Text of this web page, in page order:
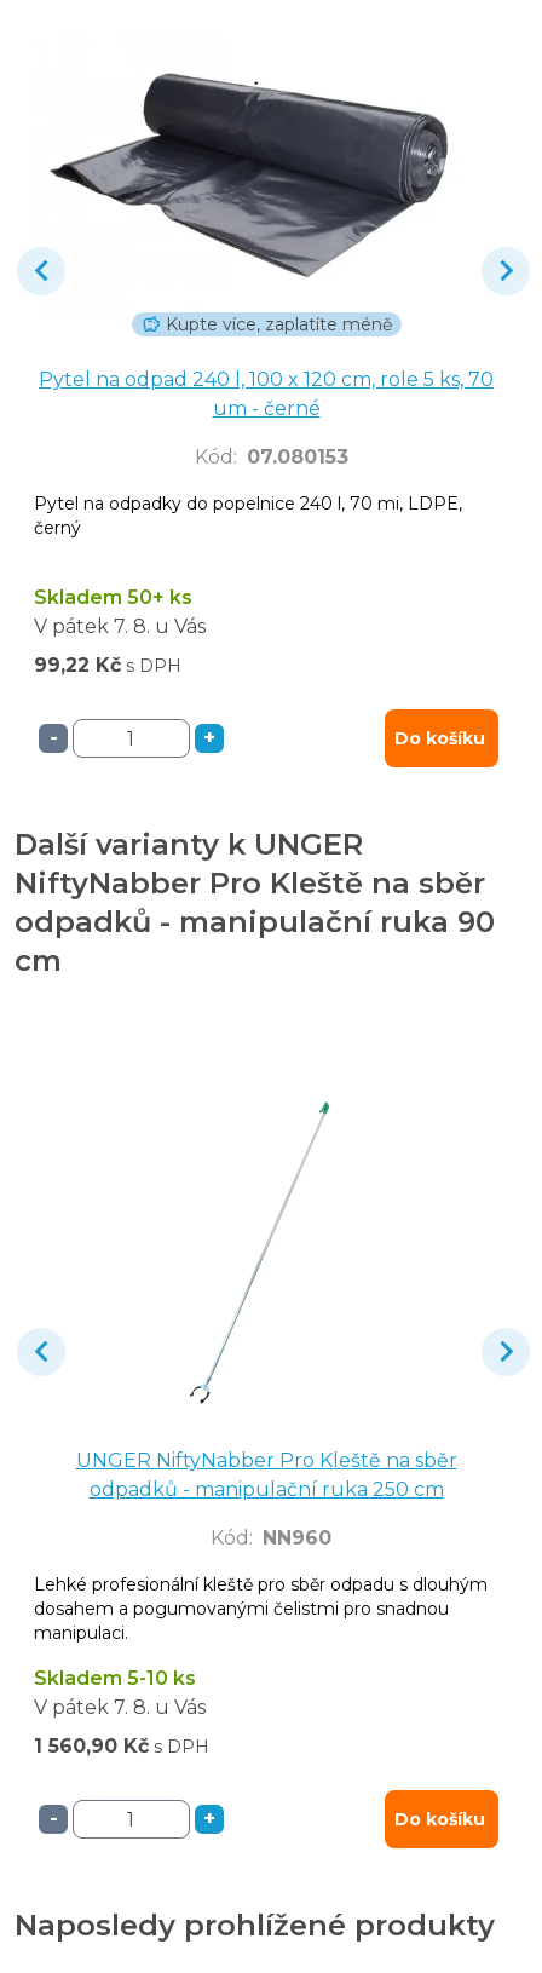
Kupte více, zaplatíte méně
Pytel na odpad 240 l, 100 x 120 cm, role 5 ks, 70
um - černé
Kód : 07.080153
Pytel na odpadky do popelnice 240 l, 70 mi, LDPE,
černý
Skladem 50+ ks
V pátek 7. 8. u Vás
99,22 Kč s DPH
- + Do košíku
Další varianty k UNGER
NiftyNabber Pro Kleště na sběr
odpadků - manipulační ruka 90
cm
UNGER NiftyNabber Pro Kleště na sběr
odpadků - manipulační ruka 250 cm
Kód : NN960
Lehké profesionální kleště pro sběr odpadu s dlouhým
dosahem a pogumovanými čelistmi pro snadnou
manipulaci.
Skladem 5-10 ks
V pátek 7. 8. u Vás
1 560,90 Kč s DPH
- + Do košíku
Naposledy prohlížené produkty